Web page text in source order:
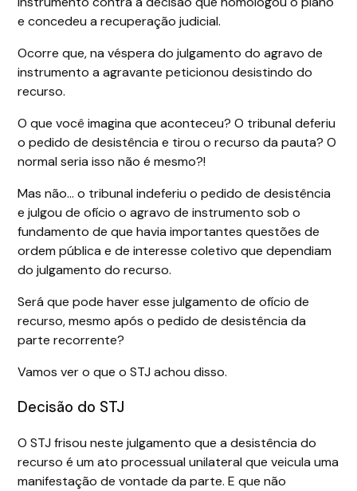
e concedeu a recuperação judicial.
Ocorre que, na véspera do julgamento do agravo de
instrumento a agravante peticionou desistindo do
recurso.
O que você imagina que aconteceu? O tribunal deferiu
o pedido de desistência e tirou o recurso da pauta? O
normal seria isso não é mesmo?!
Mas não… o tribunal indeferiu o pedido de desistência
e julgou de ofício o agravo de instrumento sob o
fundamento de que havia importantes questões de
ordem pública e de interesse coletivo que dependiam
do julgamento do recurso.
Será que pode haver esse julgamento de ofício de
recurso, mesmo após o pedido de desistência da
parte recorrente?
Vamos ver o que o STJ achou disso.
Decisão do STJ
O STJ frisou neste julgamento que a desistência do
recurso é um ato processual unilateral que veicula uma
manifestação de vontade da parte. E que não